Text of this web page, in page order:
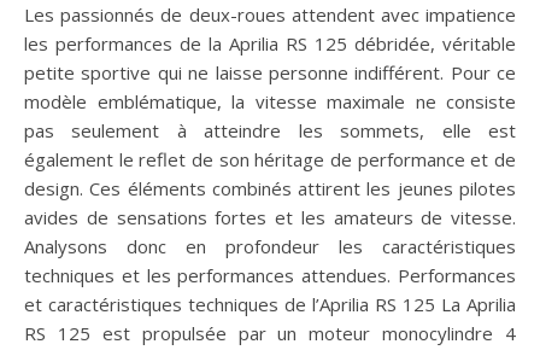
Les passionnés de deux-roues attendent avec impatience
les performances de la Aprilia RS 125 débridée, véritable
petite sportive qui ne laisse personne indifférent. Pour ce
modèle emblématique, la vitesse maximale ne consiste
pas seulement à atteindre les sommets, elle est
également le reflet de son héritage de performance et de
design. Ces éléments combinés attirent les jeunes pilotes
avides de sensations fortes et les amateurs de vitesse.
Analysons donc en profondeur les caractéristiques
techniques et les performances attendues. Performances
et caractéristiques techniques de l’Aprilia RS 125 La Aprilia
RS 125 est propulsée par un moteur monocylindre 4